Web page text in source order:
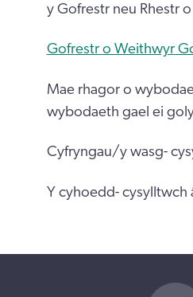
y Gofrestr neu Rhestr
Gofrestr o Weithwyr
Mae rhagor o
wybodaeth gael ei
Cyfryngau/y wasg-
Y cyhoedd- cysylltwch